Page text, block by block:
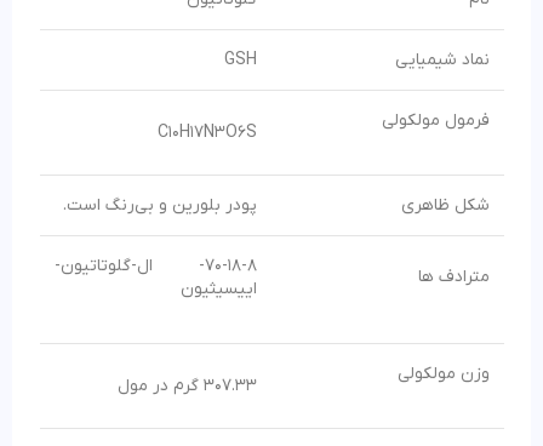
نماد شیمیایی GSH
فرمول مولکولی
C10H17N3O6S
شکل ظاهری پودر بلورین و بی‌رنگ است.
مترادف ها
70-18-8- ال-گلوتاتیون-
اییسیثیون
وزن مولکولی
307.33 گرم در مول